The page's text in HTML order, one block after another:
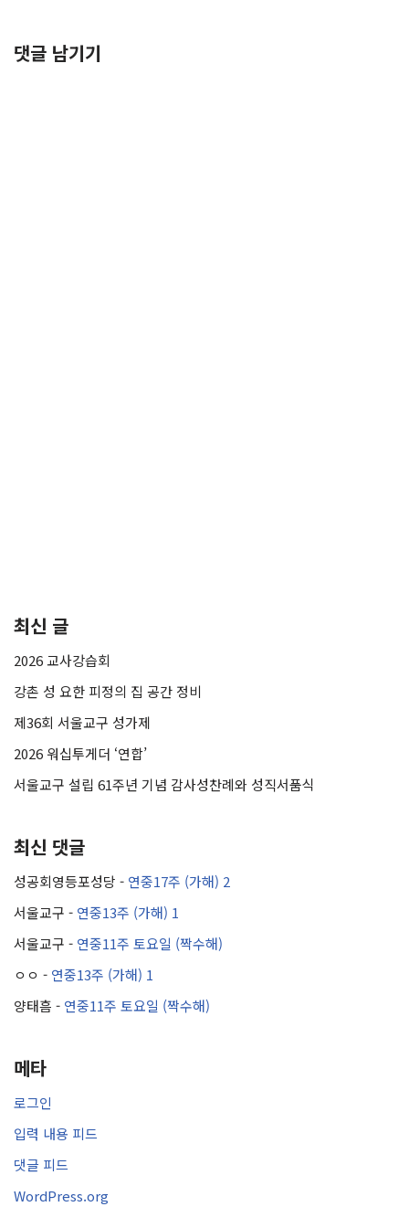
댓글 남기기
최신 글
2026 교사강습회
강촌 성 요한 피정의 집 공간 정비
제36회 서울교구 성가제
2026 워십투게더 ‘연합’
서울교구 설립 61주년 기념 감사성찬례와 성직서품식
최신 댓글
성공회영등포성당 - 연중17주 (가해) 2
서울교구 - 연중13주 (가해) 1
서울교구 - 연중11주 토요일 (짝수해)
ㅇㅇ - 연중13주 (가해) 1
양태흠 - 연중11주 토요일 (짝수해)
메타
로그인
입력 내용 피드
댓글 피드
WordPress.org